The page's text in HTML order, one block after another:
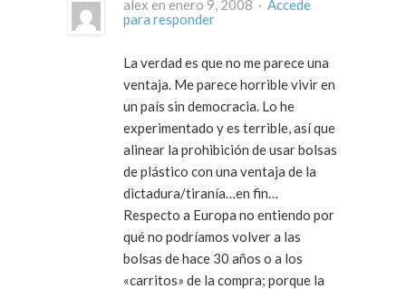
alex en enero 9, 2008 · Accede
para responder
La verdad es que no me parece una
ventaja. Me parece horrible vivir en
un país sin democracia. Lo he
experimentado y es terrible, así que
alinear la prohibición de usar bolsas
de plástico con una ventaja de la
dictadura/tiranía…en fin…
Respecto a Europa no entiendo por
qué no podríamos volver a las
bolsas de hace 30 años o a los
«carritos» de la compra; porque la